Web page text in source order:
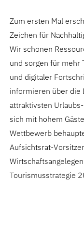
Zum ersten Mal
Zeichen für
Wir schonen
und sorgen für mehr
und digitaler
informieren über die
attraktivsten
sich mit hohem
Wettbewerb
Aufsichtsrat-
Tourismusstrategie